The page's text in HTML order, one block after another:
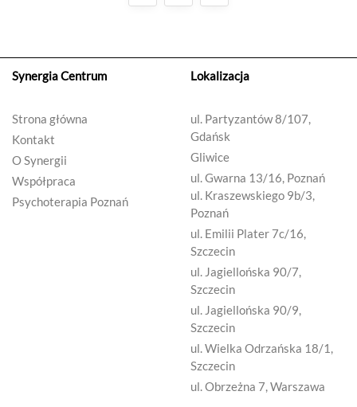
Synergia Centrum
Strona główna
Kontakt
O Synergii
Współpraca
Psychoterapia Poznań
Lokalizacja
ul. Partyzantów 8/107,
Gdańsk
Gliwice
ul. Gwarna 13/16, Poznań
ul. Kraszewskiego 9b/3,
Poznań
ul. Emilii Plater 7c/16,
Szczecin
ul. Jagiellońska 90/7,
Szczecin
ul. Jagiellońska 90/9,
Szczecin
ul. Wielka Odrzańska 18/1,
Szczecin
ul. Obrzeżna 7, Warszawa